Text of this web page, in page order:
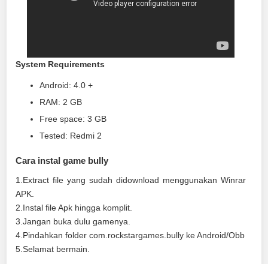
System Requirements
Android: 4.0 +
RAM: 2 GB
Free space: 3 GB
Tested: Redmi 2
Cara instal game bully
1.Extract file yang sudah didownload menggunakan Winrar
APK.
2.Instal file Apk hingga komplit.
3.Jangan buka dulu gamenya.
4.Pindahkan folder com.rockstargames.bully ke Android/Obb
5.Selamat bermain.